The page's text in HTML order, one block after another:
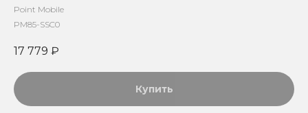
Point Mobile
PM85-SSC0
17 779 ₽
Купить